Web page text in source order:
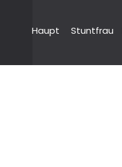
Haupt Stuntfrau